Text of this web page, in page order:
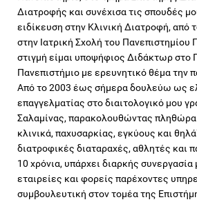
Διατροφής και συνέχισα τις σπουδές
ειδίκευση στην Κλινική Διατροφή, από
στην Ιατρική Σχολή του
στιγμή είμαι υποψήφιος Διδάκτωρ στο
Πανεπιστήμιο με ερευνητικό θέμα την
Από το 2003 έως σήμερα δουλεύω ως
επαγγελματίας στο διαιτολογικό μου
Σαλαμίνας, παρακολουθώντας πληθώρα
κλινικά, παχυσαρκίας, εγκύους και
διατροφικές διαταραχές, αθλητές και
10 χρόνια, υπάρχει διαρκής συνεργασία
εταιρείες και φορείς παρέχοντες
συμβουλευτική στον τομέα της